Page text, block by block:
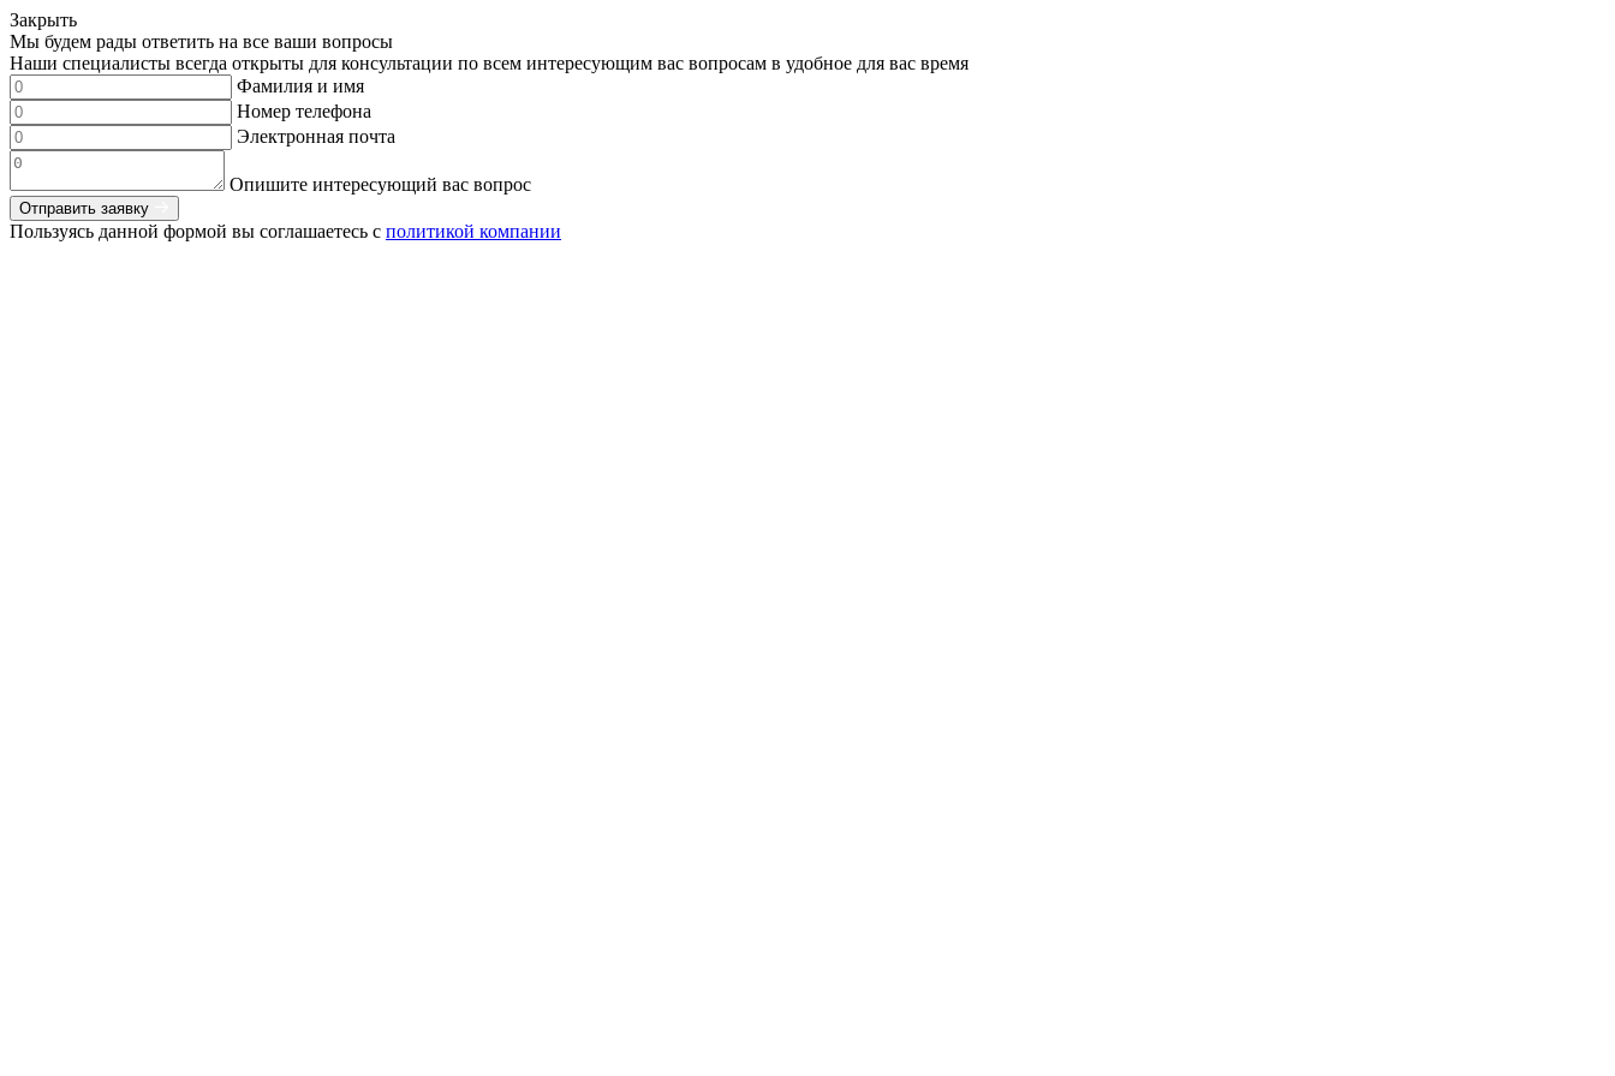
Закрыть
Мы будем рады ответить на все ваши вопросы
Наши специалисты всегда открыты для консультации по всем интересующим вас вопросам в удобное для вас время
Фамилия и имя
Номер телефона
Электронная почта
Опишите интересующий вас вопрос
Отправить заявку
Пользуясь данной формой вы соглашаетесь с политикой компании